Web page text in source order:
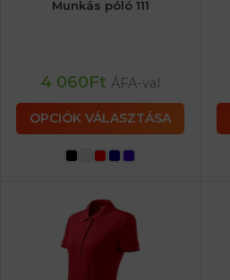
Munkás póló 111
4 060Ft ÁFA-val
OPCIÓK VÁLASZTÁSA